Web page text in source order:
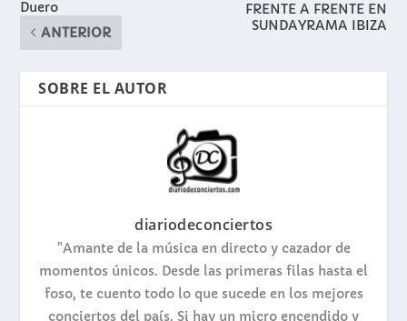
Duero
ANTERIOR
FRENTE A FRENTE EN
SUNDAYRAMA IBIZA
SOBRE EL AUTOR
diariodeconciertos
"Amante de la música en directo y cazador de
momentos únicos. Desde las primeras filas hasta el
foso, te cuento todo lo que sucede en los mejores
conciertos del país. Si hay un micro encendido y